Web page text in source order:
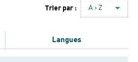
Trier par : A › Z
Langues